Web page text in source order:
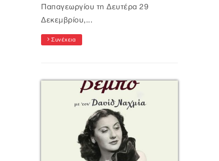
Παπαγεωργίου τη Δευτέρα 29
Δεκεμβρίου,...
Συνέχεια